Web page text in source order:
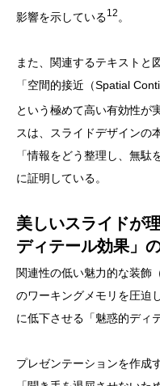
影響を示している12 。
また、関連するテキストと
「空間的接近（Spatial
という極めて高い有効性が
スは、スライドデザインの
「情報をどう整理し、無
に証明している。
美しいスライドが
ディテール効果」
関連性の低い魅力的な装飾
のワーキングメモリを圧迫
に低下させる「魅惑的ディ
プレゼンテーションを作成